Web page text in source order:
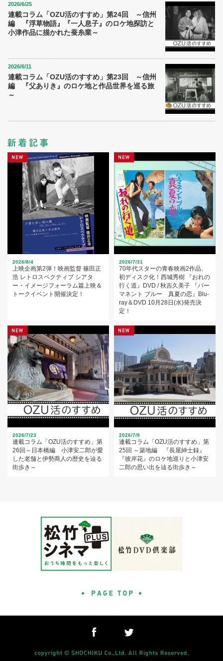
2026/6/25
連載コラム「OZU活のすすめ」第24回 ～信州
編 『浮草物語』『一人息子』のロケ地探訪と
小津作品に描かれた蚕糸業～
2026/6/11
連載コラム「OZU活のすすめ」第23回 ～信州
編 『父ありき』のロケ地と作品世界を巡る旅
～
2026/8/4
上映企画第2弾！映画監督 篠田正
浩 レトロスペクティブ シアタ
ー・イメージフォーラム篇上映＆
トークイベント開催決定！
2026/7/31
70年代スターの青春映画2作品、
初ディスク化！西城秀樹 『おれの
行く道』DVD / 秋吉久美子 『パー
マネント ブルー 真夏の恋』Blu-
ray＆DVD 10月28日(水)発売決
定！
2026/7/23
連載コラム「OZU活のすすめ」第
26回～日本橋編 小津安二郎が愛
した老舗と伊勢商人の歴史を辿る
街歩き～
2026/7/9
連載コラム「OZU活のすすめ」第
25回 ～築地編 『長屋紳士録』
『彼岸花』のロケ地巡りと小津安
二郎の思い出を辿る街歩き～